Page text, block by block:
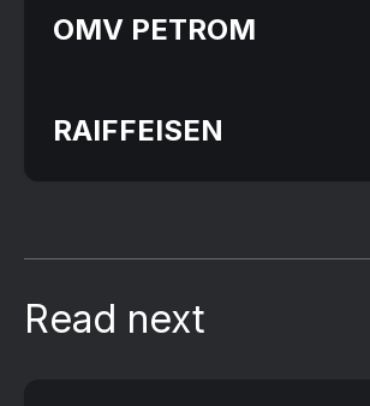
OMV PETROM
RAIFFEISEN
Read next